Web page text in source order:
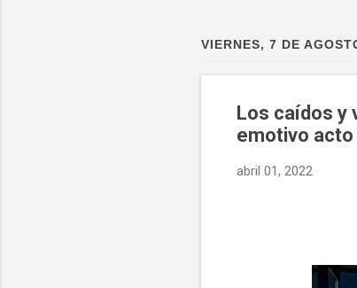
VIERNES, 7 DE
Los caídos y
emotivo acto
abril 01, 2022